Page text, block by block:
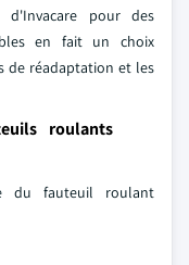
d'Invacare pour des
en fait un choix
de réadaptation et les
roulants
du fauteuil roulant